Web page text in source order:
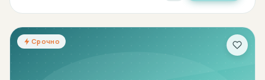
Срочно